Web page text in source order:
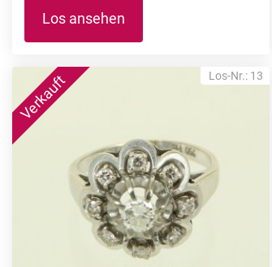
Los ansehen
Los-Nr.: 13